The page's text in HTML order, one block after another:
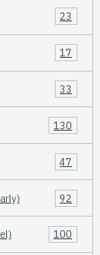
23
17
33
130
47
92
100